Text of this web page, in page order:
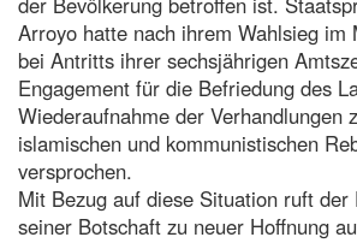
Arroyo hatte nach ihrem Wahlsieg im
bei Antritts ihrer sechsjährigen
Engagement für die Befriedung des
Wiederaufnahme der Verhandlungen
islamischen und kommunistischen
versprochen.
Mit Bezug auf diese Situation ruft der
seiner Botschaft zu neuer Hoffnung